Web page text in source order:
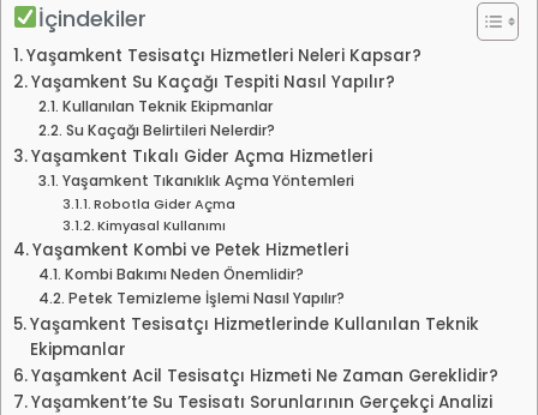
İçindekiler
Yaşamkent Tesisatçı Hizmetleri Neleri Kapsar?
Yaşamkent Su Kaçağı Tespiti Nasıl Yapılır?
Kullanılan Teknik Ekipmanlar
Su Kaçağı Belirtileri Nelerdir?
Yaşamkent Tıkalı Gider Açma Hizmetleri
Yaşamkent Tıkanıklık Açma Yöntemleri
Robotla Gider Açma
Kimyasal Kullanımı
Yaşamkent Kombi ve Petek Hizmetleri
Kombi Bakımı Neden Önemlidir?
Petek Temizleme İşlemi Nasıl Yapılır?
Yaşamkent Tesisatçı Hizmetlerinde Kullanılan Teknik
Ekipmanlar
Yaşamkent Acil Tesisatçı Hizmeti Ne Zaman Gereklidir?
Yaşamkent’te Su Tesisatı Sorunlarının Gerçekçi Analizi